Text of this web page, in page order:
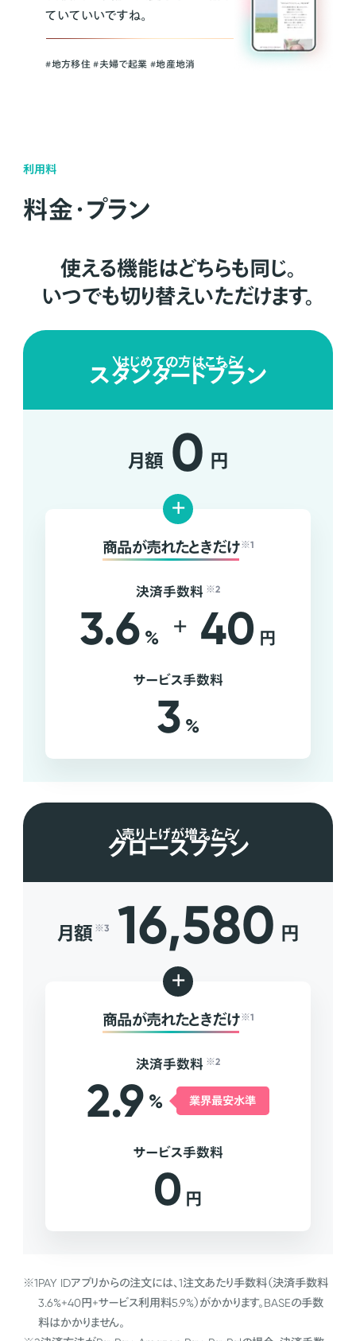
ていていいですね。
#地方移住 #夫婦で起業 #地産地消
利用料
料金・プラン
使える機能はどちらも同じ。
いつでも切り替えいただけます。
はじめての方はこちら
スタンダードプラン
月額 0 円
+
商品が売れたときだけ ※1
決済手数料 ※2
3.6 % + 40 円
サービス手数料
3 %
売り上げが増えたら
グロースプラン
月額 ※3 16,580 円
+
商品が売れたときだけ ※1
決済手数料 ※2
2.9 % 業界最安水準
サービス手数料
0 円
※1PAY IDアプリからの注文には、1注文あたり手数料（決済手数料
3.6%+40円+サービス利用料5.9%）がかかります。BASEの手数
料はかかりません。